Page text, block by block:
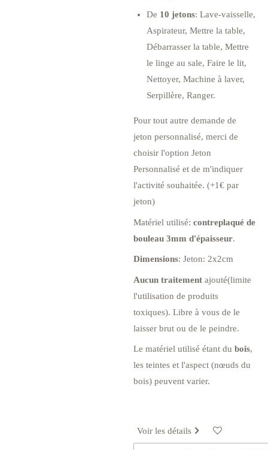
De 10 jetons: Lave-vaisselle,
Aspirateur, Mettre la table,
Débarrasser la table, Mettre
le linge au sale, Faire le lit,
Nettoyer, Machine à laver,
Serpillère, Ranger.
Pour tout autre demande de
jeton personnalisé, merci de
choisir l'option Jeton
Personnalisé et de m'indiquer
l'activité souhaitée. (+1€ par
jeton)
Matériel utilisé: contreplaqué de
bouleau 3mm d'épaisseur.
Dimensions: Jeton: 2x2cm
Aucun traitementajouté(limite
l'utilisation de produits
toxiques). Libre à vous de le
laisser brut ou de le peindre.
Le matériel utilisé étant du bois,
les teintes et l'aspect (nœuds du
bois) peuvent varier.
Voir les détails